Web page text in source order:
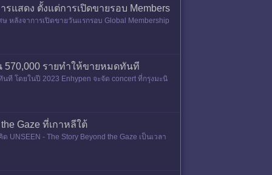
รแสดง ตั้งแต่การเปิดขายรอบ Members
หลังจาการเปิดขายวันแรกรอบ Global Membership
570,000 รายทำให้ขายหมดทันที
ที โดยในปี 2023 Enhypen จะจัด concert ที่กรุงมะนิ
Gaze ที่เกาหลีใต้
- The Story Beyond the Gaze เป็นเวลา